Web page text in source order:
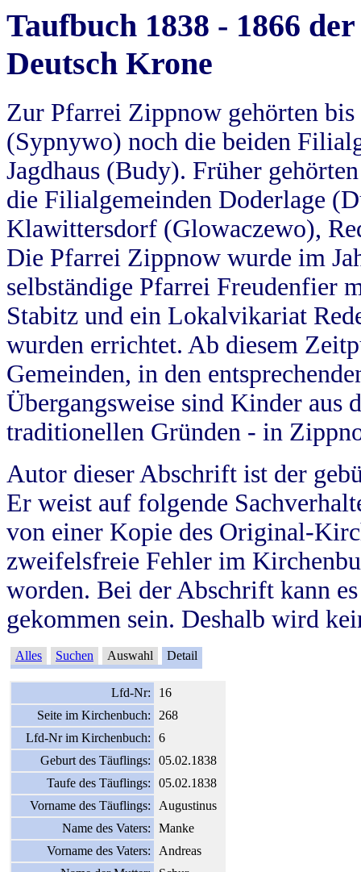
Taufbuch 1838 - 1866
Deutsch Krone
Zur Pfarrei Zippnow gehörten
(Sypnywo) noch die beiden
Jagdhaus (Budy). Früher
die Filialgemeinden Doderlage
Klawittersdorf (Glowaczewo),
Die Pfarrei Zippnow wurde im
selbständige Pfarrei Freudenfier
Stabitz und ein Lokalvikariat
wurden errichtet. Ab diesem
Gemeinden, in den
Übergangsweise sind Kinder aus
traditionellen Gründen - in
Autor dieser Abschrift ist der
Er weist auf folgende
von einer Kopie des Original-
zweifelsfreie Fehler im
worden. Bei der Abschrift kann
gekommen sein. Deshalb wird
Alles Suchen Auswahl Detail
Lfd-Nr:
16
Seite im Kirchenbuch:
268
Lfd-Nr im Kirchenbuch:
6
Geburt des Täuflings:
05.02.1838
Taufe des Täuflings:
05.02.1838
Vorname des Täuflings:
Augustinus
Name des Vaters:
Manke
Vorname des Vaters:
Andreas